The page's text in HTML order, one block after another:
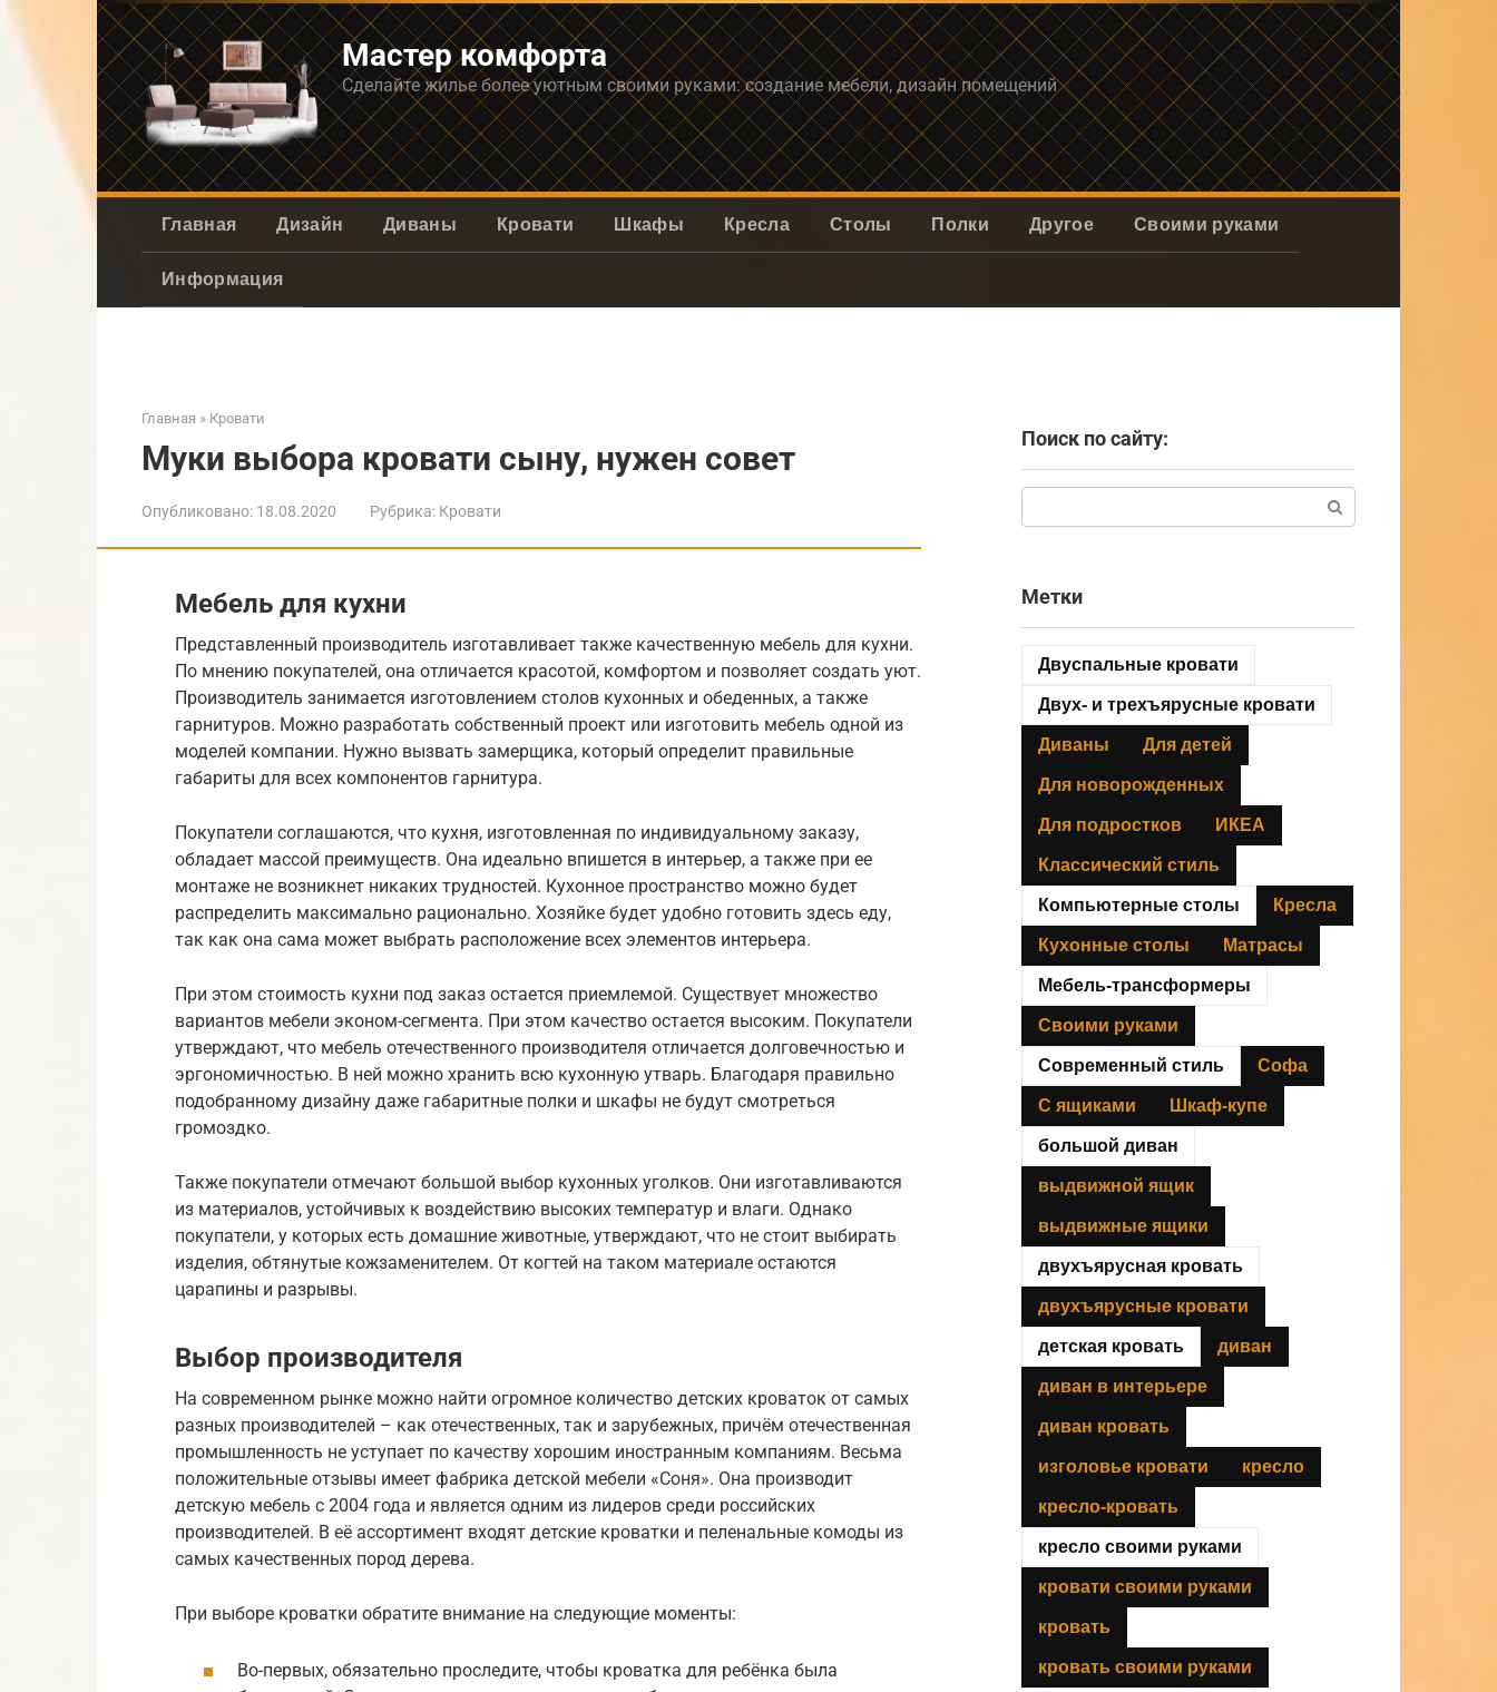
Мастер комфорта
Сделайте жилье более уютным своими руками: создание мебели, дизайн помещений
Главная Дизайн Диваны Кровати Шкафы Кресла Столы Полки Другое Своими руками
Информация
Главная » Кровати
Муки выбора кровати сыну, нужен совет
Опубликовано: 18.08.2020 Рубрика: Кровати
Мебель для кухни
Представленный производитель изготавливает также качественную мебель для кухни.
По мнению покупателей, она отличается красотой, комфортом и позволяет создать уют.
Производитель занимается изготовлением столов кухонных и обеденных, а также
гарнитуров. Можно разработать собственный проект или изготовить мебель одной из
моделей компании. Нужно вызвать замерщика, который определит правильные
габариты для всех компонентов гарнитура.
Покупатели соглашаются, что кухня, изготовленная по индивидуальному заказу,
обладает массой преимуществ. Она идеально впишется в интерьер, а также при ее
монтаже не возникнет никаких трудностей. Кухонное пространство можно будет
распределить максимально рационально. Хозяйке будет удобно готовить здесь еду,
так как она сама может выбрать расположение всех элементов интерьера.
При этом стоимость кухни под заказ остается приемлемой. Существует множество
вариантов мебели эконом-сегмента. При этом качество остается высоким. Покупатели
утверждают, что мебель отечественного производителя отличается долговечностью и
эргономичностью. В ней можно хранить всю кухонную утварь. Благодаря правильно
подобранному дизайну даже габаритные полки и шкафы не будут смотреться
громоздко.
Также покупатели отмечают большой выбор кухонных уголков. Они изготавливаются
из материалов, устойчивых к воздействию высоких температур и влаги. Однако
покупатели, у которых есть домашние животные, утверждают, что не стоит выбирать
изделия, обтянутые кожзаменителем. От когтей на таком материале остаются
царапины и разрывы.
Выбор производителя
На современном рынке можно найти огромное количество детских кроваток от самых
разных производителей – как отечественных, так и зарубежных, причём отечественная
промышленность не уступает по качеству хорошим иностранным компаниям. Весьма
положительные отзывы имеет фабрика детской мебели «Соня». Она производит
детскую мебель с 2004 года и является одним из лидеров среди российских
производителей. В её ассортимент входят детские кроватки и пеленальные комоды из
самых качественных пород дерева.
При выборе кроватки обратите внимание на следующие моменты:
Во-первых, обязательно проследите, чтобы кроватка для ребёнка была
Поиск по сайту:
Метки
Двуспальные кровати
Двух- и трехъярусные кровати
Диваны Для детей
Для новорожденных
Для подростков ИКЕА
Классический стиль
Компьютерные столы Кресла
Кухонные столы Матрасы
Мебель-трансформеры
Своими руками
Современный стиль Софа
С ящиками Шкаф-купе
большой диван
выдвижной ящик
выдвижные ящики
двухъярусная кровать
двухъярусные кровати
детская кровать диван
диван в интерьере
диван кровать
изголовье кровати кресло
кресло-кровать
кресло своими руками
кровати своими руками
кровать
кровать своими руками